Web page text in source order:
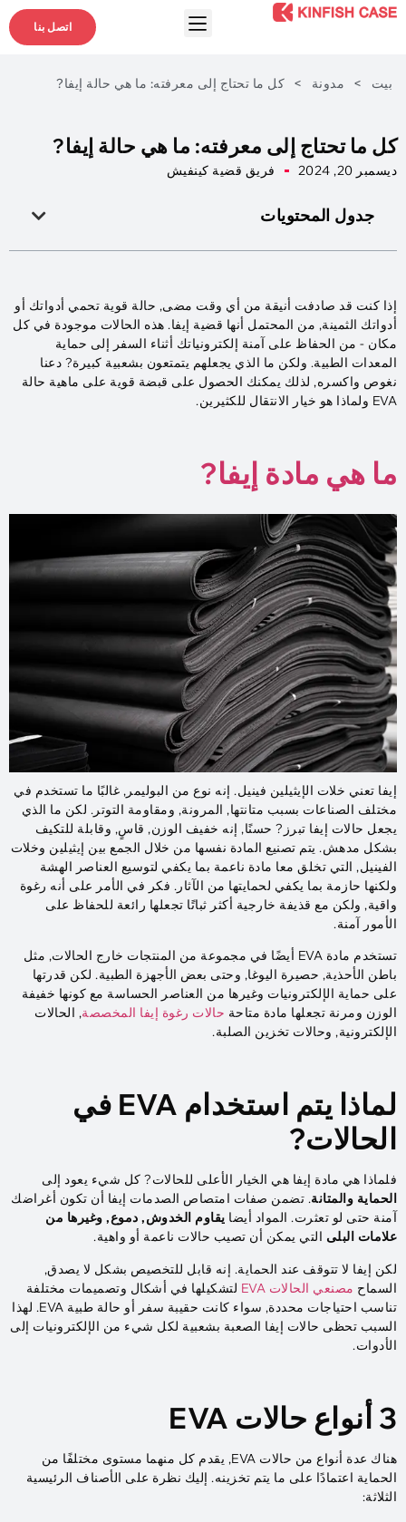
اتصل بنا
بيت > مدونة > كل ما تحتاج إلى معرفته: ما هي حالة إيفا?
كل ما تحتاج إلى معرفته: ما هي حالة إيفا?
ديسمبر 20, 2024 فريق قضية كينفيش
جدول المحتويات
إذا كنت قد صادفت أنيقة من أي وقت مضى, حالة قوية تحمي أدواتك أو
أدواتك الثمينة, من المحتمل أنها قضية إيفا. هذه الحالات موجودة في كل
مكان - من الحفاظ على آمنة إلكترونياتك أثناء السفر إلى حماية
المعدات الطبية. ولكن ما الذي يجعلهم يتمتعون بشعبية كبيرة? دعنا
نغوص واكسره, لذلك يمكنك الحصول على قبضة قوية على ماهية حالة
EVA ولماذا هو خيار الانتقال للكثيرين.
ما هي مادة إيفا?
إيفا تعني خلات الإيثيلين فينيل. إنه نوع من البوليمر, غالبًا ما تستخدم في
مختلف الصناعات بسبب متانتها, المرونة, ومقاومة التوتر. لكن ما الذي
يجعل حالات إيفا تبرز? حسنًا, إنه خفيف الوزن, قاسٍ, وقابلة للتكيف
بشكل مدهش. يتم تصنيع المادة نفسها من خلال الجمع بين إيثيلين وخلات
الفينيل, التي تخلق معا مادة ناعمة بما يكفي لتوسيع العناصر الهشة
ولكنها حازمة بما يكفي لحمايتها من الآثار. فكر في الأمر على أنه رغوة
واقية, ولكن مع قذيفة خارجية أكثر ثباتًا تجعلها رائعة للحفاظ على
الأمور آمنة.
تستخدم مادة EVA أيضًا في مجموعة من المنتجات خارج الحالات, مثل
باطن الأحذية, حصيرة اليوغا, وحتى بعض الأجهزة الطبية. لكن قدرتها
على حماية الإلكترونيات وغيرها من العناصر الحساسة مع كونها خفيفة
الوزن ومرنة تجعلها مادة متاحة حالات رغوة إيفا المخصصة, الحالات
الإلكترونية, وحالات تخزين الصلبة.
لماذا يتم استخدام EVA في
الحالات?
فلماذا هي مادة إيفا هي الخيار الأعلى للحالات? كل شيء يعود إلى
الحماية والمتانة. تضمن صفات امتصاص الصدمات إيفا أن تكون أغراضك
آمنة حتى لو تعثرت. المواد أيضا يقاوم الخدوش, دموع, وغيرها من
علامات البلى التي يمكن أن تصيب حالات ناعمة أو واهية.
لكن إيفا لا تتوقف عند الحماية. إنه قابل للتخصيص بشكل لا يصدق,
السماح مصنعي الحالات EVA
لتشكيلها في أشكال وتصميمات مختلفة
تناسب احتياجات محددة, سواء كانت حقيبة سفر أو حالة طبية EVA. لهذا
السبب تحظى حالات إيفا الصعبة بشعبية لكل شيء من الإلكترونيات إلى
الأدوات.
3 أنواع حالات EVA
هناك عدة أنواع من حالات EVA, يقدم كل منهما مستوى مختلفًا من
الحماية اعتمادًا على ما يتم تخزينه. إليك نظرة على الأصناف الرئيسية
الثلاثة: